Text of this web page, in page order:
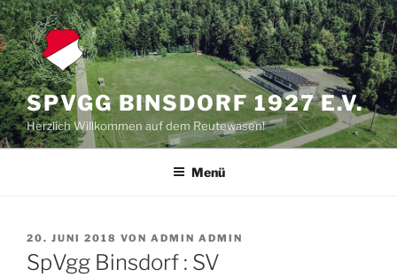
Zum
Inhalt
springen
SPVGG BINSDORF 1927 E.V.
Herzlich Willkommen auf dem Reutewasen!
Menü
VERÖFFENTLICHT
AM
20. JUNI 2018 VON ADMIN ADMIN
SpVgg Binsdorf : SV